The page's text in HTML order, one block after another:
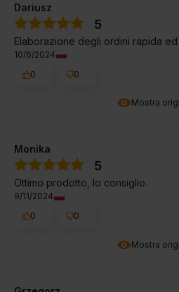
Mostra
Dariusz
5
Elaborazione degli ordini rapida
10/6/2024
0
0
Mostra
Monika
5
Ottimo prodotto, lo consiglio.
9/11/2024
0
0